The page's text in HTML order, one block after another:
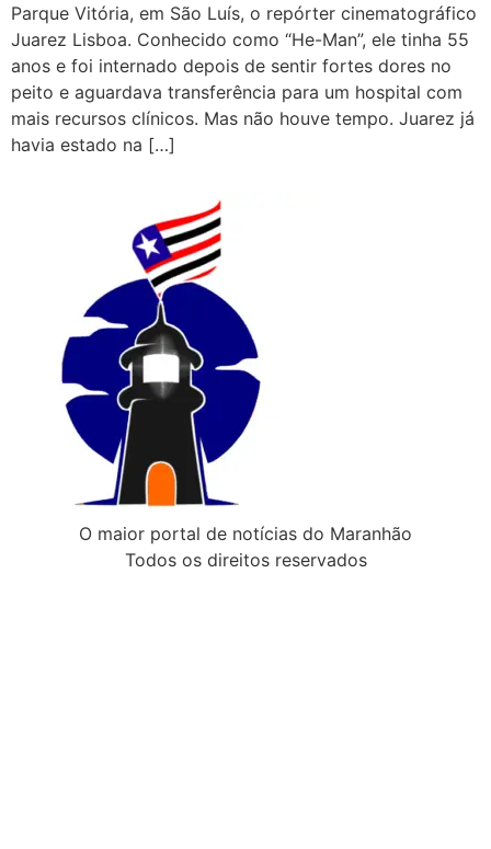
Parque Vitória, em São Luís, o repórter cinematográfico
Juarez Lisboa. Conhecido como “He-Man”, ele tinha 55
anos e foi internado depois de sentir fortes dores no
peito e aguardava transferência para um hospital com
mais recursos clínicos. Mas não houve tempo. Juarez já
havia estado na […]
O maior portal de notícias do Maranhão
Todos os direitos reservados